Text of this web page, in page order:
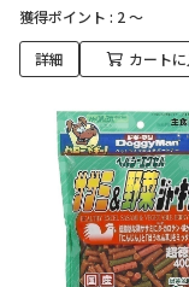
獲得ポイント : 2 ～
詳細 カート